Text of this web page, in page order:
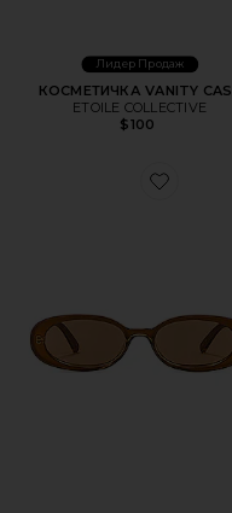
Лидер Продаж
КОСМЕТИЧКА VANITY
ETOILE COLLECTIVE
$100
Favorite